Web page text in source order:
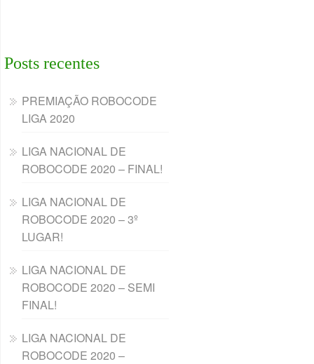
Posts recentes
PREMIAÇÃO ROBOCODE
LIGA 2020
LIGA NACIONAL DE
ROBOCODE 2020 – FINAL!
LIGA NACIONAL DE
ROBOCODE 2020 – 3º
LUGAR!
LIGA NACIONAL DE
ROBOCODE 2020 – SEMI
FINAL!
LIGA NACIONAL DE
ROBOCODE 2020 –